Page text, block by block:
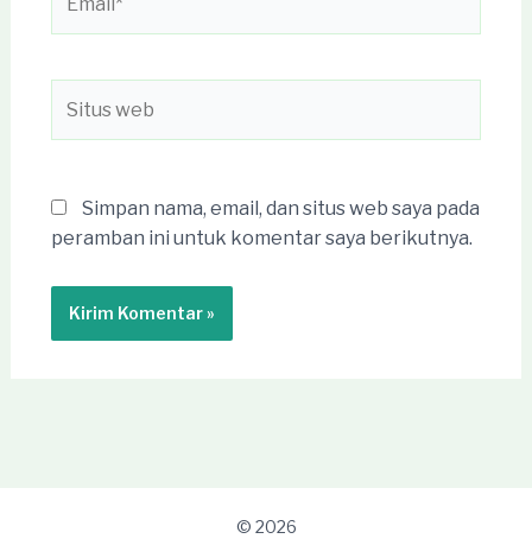
web
Simpan nama, email, dan situs web saya pada
peramban ini untuk komentar saya berikutnya.
© 2026